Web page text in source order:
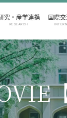
究・産学連携
RESEARCH
国際